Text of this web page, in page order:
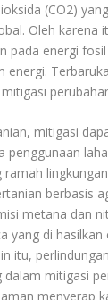
(CO2)
Oleh karena
pada energi
energi.
mitigasi
penggunaan
ramah
berbasis
metana dan
yang di
itu,
dalam mitigasi
menyerap